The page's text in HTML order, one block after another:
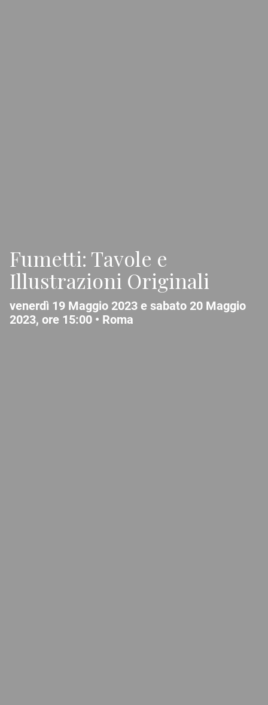
Fumetti: Tavole e
Illustrazioni Originali
venerdì 19 Maggio 2023 e sabato 20 Maggio
2023, ore 15:00 • Roma